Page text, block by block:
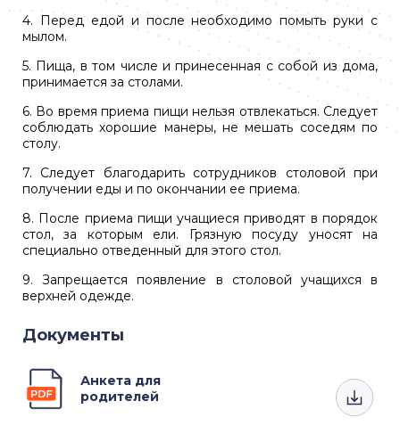
4. Перед едой и после необходимо помыть руки с
мылом.
5. Пища, в том числе и принесенная с собой из дома,
принимается за столами.
6. Во время приема пищи нельзя отвлекаться. Следует
соблюдать хорошие манеры, не мешать соседям по
столу.
7. Следует благодарить сотрудников столовой при
получении еды и по окончании ее приема.
8. После приема пищи учащиеся приводят в порядок
стол, за которым ели. Грязную посуду уносят на
специально отведенный для этого стол.
9. Запрещается появление в столовой учащихся в
верхней одежде.
Документы
Анкета для
родителей